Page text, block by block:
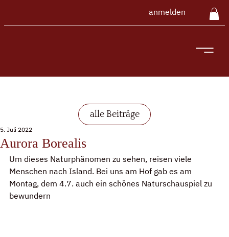
anmelden
alle Beiträge
Aurora Borealis
5. Juli 2022
Um dieses Naturphänomen zu sehen, reisen viele
Menschen nach Island. Bei uns am Hof gab es am
Montag, dem 4.7. auch ein schönes Naturschauspiel zu
bewundern